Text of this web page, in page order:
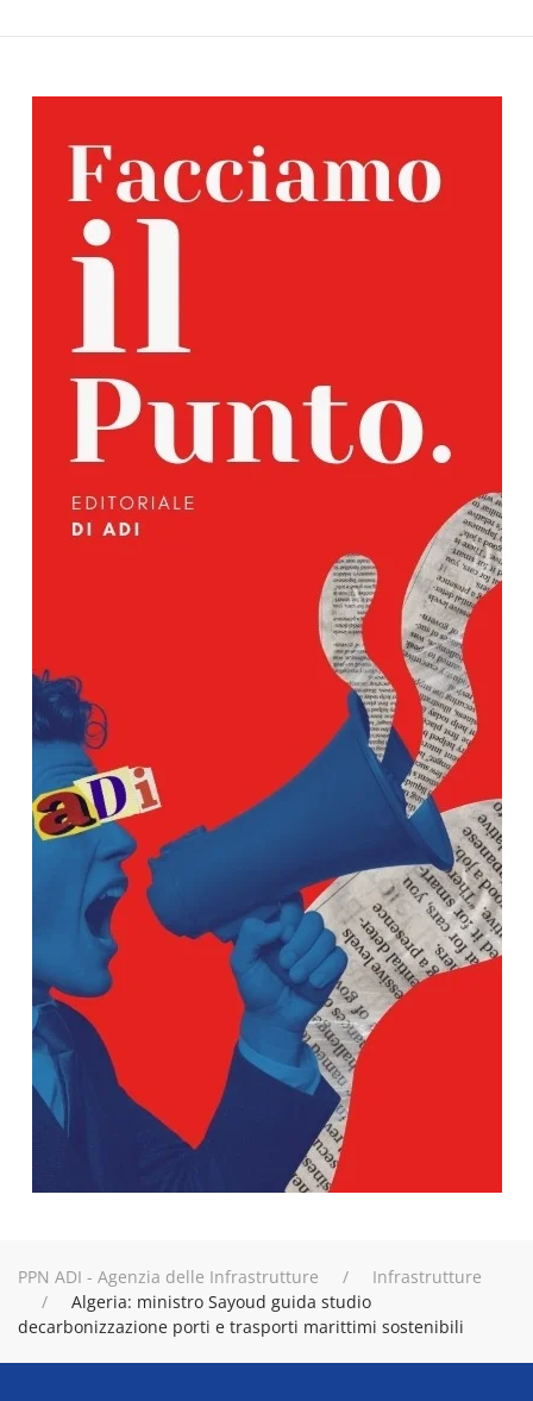
PPN ADI - Agenzia delle Infrastrutture
Infrastrutture
Algeria: ministro Sayoud guida studio
decarbonizzazione porti e trasporti marittimi sostenibili